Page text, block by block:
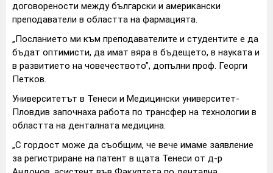
договорености между български и американски
преподаватели в областта на фармацията.
„Посланието ми към преподавателите и студентите е да
бъдат оптимисти, да имат вяра в бъдещето, в науката и
в развитието на човечеството”, допълни проф. Георги
Петков.
Университетът в Тенеси и Медицински университет-
Пловдив започнаха работа по трансфер на технологии в
областта на денталната медицина.
„С гордост може да съобщим, че вече имаме заявление
за регистриране на патент в щата Тенеси от д-р